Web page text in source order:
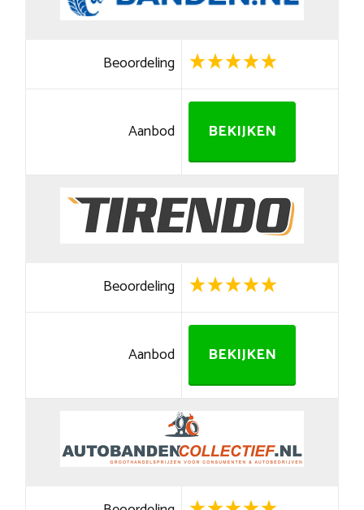
Beoordeling
Aanbod BEKIJKEN
Beoordeling
Aanbod BEKIJKEN